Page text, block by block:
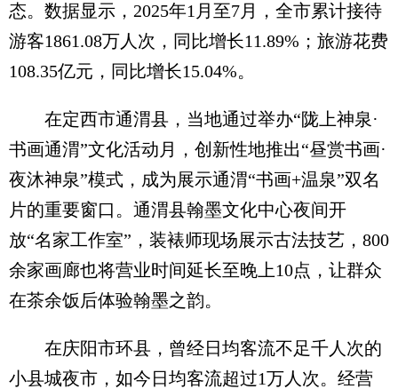
态。数据显示，2025年1月至7月，全市累计接待
游客1861.08万人次，同比增长11.89%；旅游花费
108.35亿元，同比增长15.04%。
在定西市通渭县，当地通过举办“陇上神泉·
书画通渭”文化活动月，创新性地推出“昼赏书画·
夜沐神泉”模式，成为展示通渭“书画+温泉”双名
片的重要窗口。通渭县翰墨文化中心夜间开
放“名家工作室”，装裱师现场展示古法技艺，800
余家画廊也将营业时间延长至晚上10点，让群众
在茶余饭后体验翰墨之韵。
在庆阳市环县，曾经日均客流不足千人次的
小县城夜市，如今日均客流超过1万人次。经营